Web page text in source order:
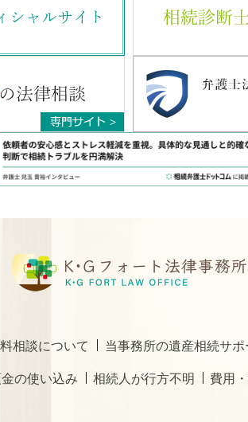
相談について 当事務所の遺産相続サ
の使い込み 相続人が行方不明 費用